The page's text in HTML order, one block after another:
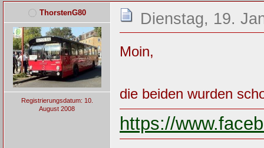
ThorstenG80
Registrierungsdatum: 10.
August 2008
Dienstag, 19.
Moin,
die beiden wurden
https://